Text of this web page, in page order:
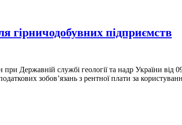
гірничодобувних підприємств
Державній службі геології та надр України
зобов’язань з рентної плати за